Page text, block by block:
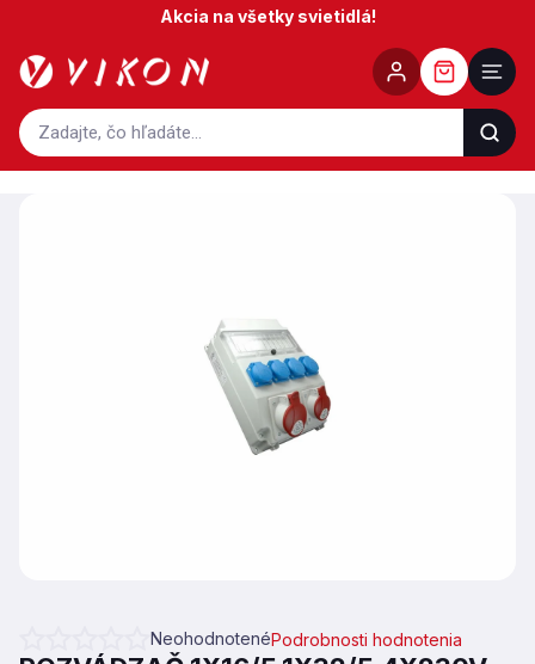
obsah
Akcia na všetky svietidlá!
Priemerné hodnotenie produktu je 0,0 z 5 hviezdičiek.
NeohodnotenéPodrobnosti hodnotenia